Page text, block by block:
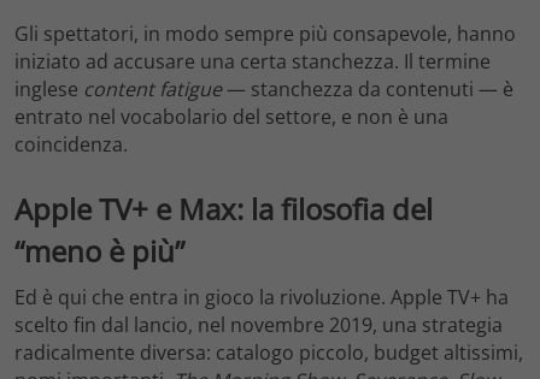
Gli spettatori, in modo sempre più consapevole, hanno
iniziato ad accusare una certa stanchezza. Il termine
inglese content fatigue— stanchezza da contenuti — è
entrato nel vocabolario del settore, e non è una
coincidenza.
Apple TV+ e Max: la filosofia del
“meno è più”
Ed è qui che entra in gioco la rivoluzione. Apple TV+ ha
scelto fin dal lancio, nel novembre 2019, una strategia
radicalmente diversa: catalogo piccolo, budget altissimi,